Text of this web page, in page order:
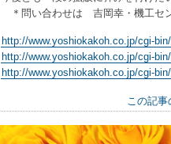
＊問い合わせは 吉岡幸・機工セ
http://www.yoshiokakoh.co.jp/cgi-
http://www.yoshiokakoh.co.jp/cgi-
http://www.yoshiokakoh.co.jp/cgi-
この記事